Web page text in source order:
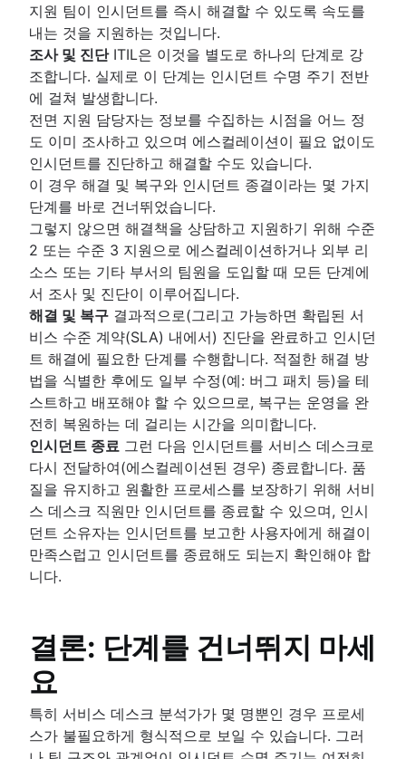
지원 팀이 인시던트를 즉시 해결할 수 있도록 속도를
내는 것을 지원하는 것입니다.
조사 및 진단ITIL은 이것을 별도로 하나의 단계로 강
조합니다. 실제로 이 단계는 인시던트 수명 주기 전반
에 걸쳐 발생합니다.
전면 지원 담당자는 정보를 수집하는 시점을 어느 정
도 이미 조사하고 있으며 에스컬레이션이 필요 없이도
인시던트를 진단하고 해결할 수도 있습니다.
이 경우 해결 및 복구와 인시던트 종결이라는 몇 가지
단계를 바로 건너뛰었습니다.
그렇지 않으면 해결책을 상담하고 지원하기 위해 수준
2 또는 수준 3 지원으로 에스컬레이션하거나 외부 리
소스 또는 기타 부서의 팀원을 도입할 때 모든 단계에
서 조사 및 진단이 이루어집니다.
해결 및 복구 결과적으로(그리고 가능하면 확립된 서
비스 수준 계약(SLA) 내에서) 진단을 완료하고 인시던
트 해결에 필요한 단계를 수행합니다. 적절한 해결 방
법을 식별한 후에도 일부 수정(예: 버그 패치 등)을 테
스트하고 배포해야 할 수 있으므로, 복구는 운영을 완
전히 복원하는 데 걸리는 시간을 의미합니다.
인시던트 종료 그런 다음 인시던트를 서비스 데스크로
다시 전달하여(에스컬레이션된 경우) 종료합니다. 품
질을 유지하고 원활한 프로세스를 보장하기 위해 서비
스 데스크 직원만 인시던트를 종료할 수 있으며, 인시
던트 소유자는 인시던트를 보고한 사용자에게 해결이
만족스럽고 인시던트를 종료해도 되는지 확인해야 합
니다.
결론: 단계를 건너뛰지 마세
요
특히 서비스 데스크 분석가가 몇 명뿐인 경우 프로세
스가 불필요하게 형식적으로 보일 수 있습니다. 그러